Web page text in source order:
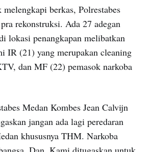
berkas, Polrestabes
rekonstruksi. Ada 27 adegan
lokasi penangkapan melibatkan
IR (21) yang merupakan cleaning
dan MF (22) pemasok narkoba
Medan Kombes Jean Calvijn
jangan ada lagi peredaran
khususnya THM. Narkoba